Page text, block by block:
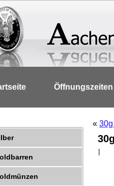
Öffnungszeiten
«